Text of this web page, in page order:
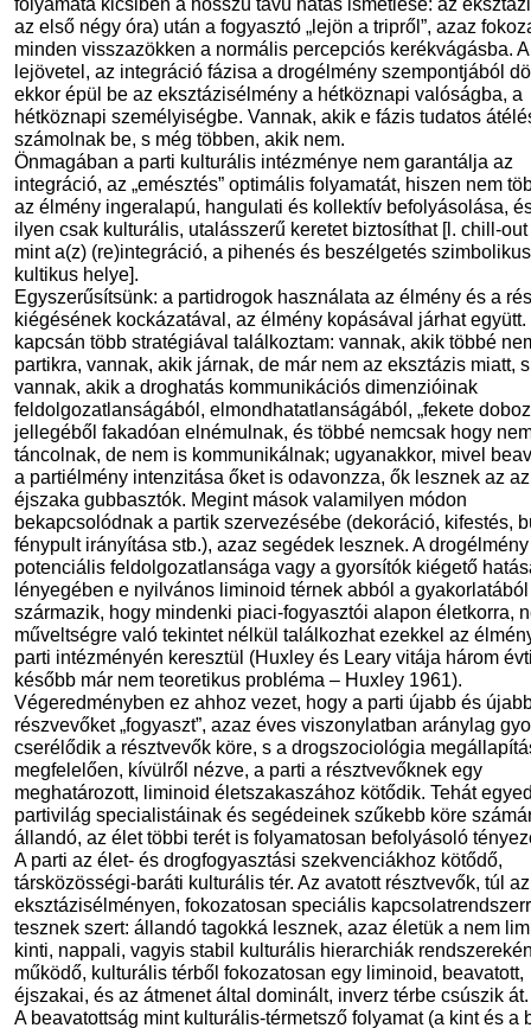
az első négy óra) után a fogyasztó „lejön a tripről”, azaz
minden visszazökken a normális percepciós kerékvágásba. A
lejövetel, az integráció fázisa a drogélmény szempontjából
ekkor épül be az eksztázisélmény a hétköznapi valóságba, a
hétköznapi személyiségbe. Vannak, akik e fázis tudatos
számolnak be, s még többen, akik nem.
Önmagában a parti kulturális intézménye nem garantálja az
integráció, az „emésztés” optimális folyamatát, hiszen nem
az élmény ingeralapú, hangulati és kollektív befolyásolása,
ilyen csak kulturális, utalásszerű keretet biztosíthat [l. chill-out
mint a(z) (re)integráció, a pihenés és beszélgetés
kultikus helye].
Egyszerűsítsünk: a partidrogok használata az élmény és a
kiégésének kockázatával, az élmény kopásával járhat
kapcsán több stratégiával találkoztam: vannak, akik többé
partikra, vannak, akik járnak, de már nem az eksztázis miatt, s
vannak, akik a droghatás kommunikációs dimenzióinak
feldolgozatlanságából, elmondhatatlanságából, „fekete
jellegéből fakadóan elnémulnak, és többé nemcsak hogy
táncolnak, de nem is kommunikálnak; ugyanakkor, mivel
a partiélmény intenzitása őket is odavonzza, ők lesznek az
éjszaka gubbasztók. Megint mások valamilyen módon
bekapcsolódnak a partik szervezésébe (dekoráció, kifestés,
fénypult irányítása stb.), azaz segédek lesznek. A drogélmény
potenciális feldolgozatlansága vagy a gyorsítók kiégető
lényegében e nyilvános liminoid térnek abból a gyakorlatából
származik, hogy mindenki piaci-fogyasztói alapon életkorra,
műveltségre való tekintet nélkül találkozhat ezekkel az
parti intézményén keresztül (Huxley és Leary vitája három
később már nem teoretikus probléma – Huxley 1961).
Végeredményben ez ahhoz vezet, hogy a parti újabb és
részvevőket „fogyaszt”, azaz éves viszonylatban aránylag
cserélődik a résztvevők köre, s a drogszociológia
megfelelően, kívülről nézve, a parti a résztvevőknek egy
meghatározott, liminoid életszakaszához kötődik. Tehát
partivilág specialistáinak és segédeinek szűkebb köre
állandó, az élet többi terét is folyamatosan befolyásoló
A parti az élet- és drogfogyasztási szekvenciákhoz kötődő,
társközösségi-baráti kulturális tér. Az avatott résztvevők, túl az
eksztázisélményen, fokozatosan speciális
tesznek szert: állandó tagokká lesznek, azaz életük a nem
kinti, nappali, vagyis stabil kulturális hierarchiák
működő, kulturális térből fokozatosan egy liminoid, beavatott,
éjszakai, és az átmenet által dominált, inverz térbe csúszik át.
A beavatottság mint kulturális-térmetsző folyamat (a kint és a